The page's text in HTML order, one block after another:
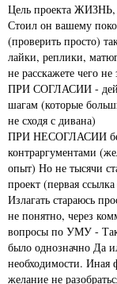
Цель проекта ЖИЗНЬ,
Стоил он вашему
(проверить просто)
лайки, реплики,
не расскажете чего
ПРИ СОГЛАСИИ -
шагам (которые
не сходя с дивана)
ПРИ НЕСОГЛАСИИ
контраргументами
опыт) Но не тысячи
проект (первая
Излагать стараюсь
не понятно, через
вопросы по УМУ -
было однозначно Да
необходимости. Иная
желание не